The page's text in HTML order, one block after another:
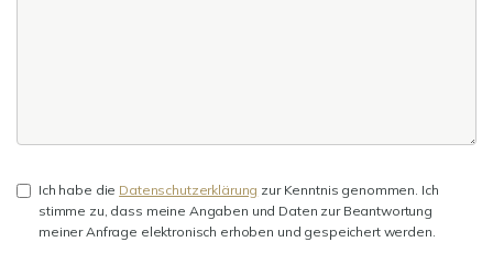
Ich habe die Datenschutzerklärung zur Kenntnis genommen. Ich
stimme zu, dass meine Angaben und Daten zur Beantwortung
meiner Anfrage elektronisch erhoben und gespeichert werden.